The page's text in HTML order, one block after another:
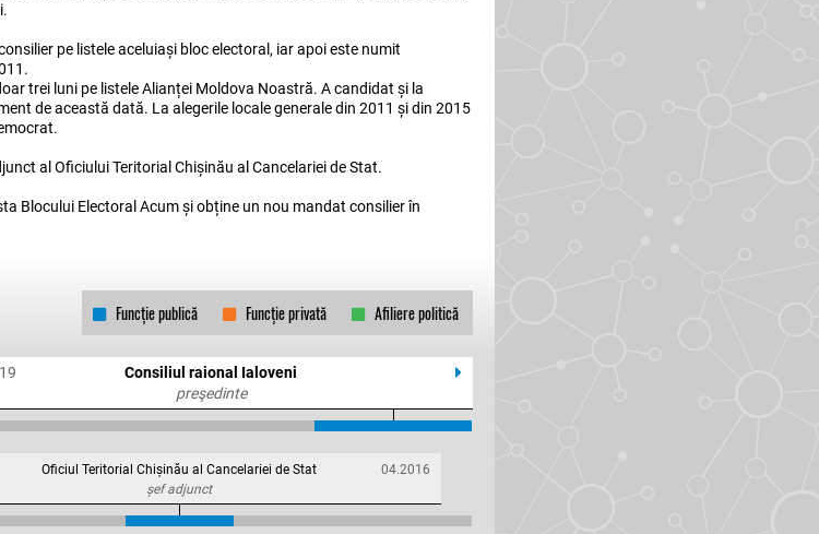
pe listele aceluiași bloc electoral, iar apoi este numit
trei luni pe listele Alianței Moldova Noastră. A candidat și la
de această dată. La alegerile locale generale din 2011 și din 2015
al Oficiului Teritorial Chișinău al Cancelariei de Stat.
Blocului Electoral Acum și obține un nou mandat consilier în
Afiliere politică
Funcție privată
Funcție publică
Consiliul raional Ialoveni
preşedinte
Oficiul Teritorial Chișinău al Cancelariei de Stat
04.2016
șef adjunct